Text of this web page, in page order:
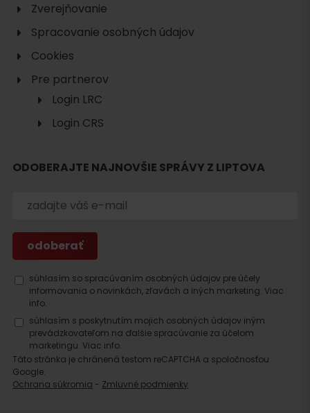
ubytovanie
Zverejňovanie
Spracovanie osobných údajov
Cookies
Pre partnerov
Login LRC
Login CRS
ODOBERAJTE NAJNOVŠIE SPRÁVY Z LIPTOVA
súhlasím so spracúvaním osobných údajov pre účely
informovania o novinkách, zľavách a iných marketing. Viac
info.
súhlasím s poskytnutím mojich osobných údajov iným
prevádzkovateľom na ďalšie spracúvanie za účelom
marketingu. Viac info.
Táto stránka je chránená testom reCAPTCHA a spoločnosťou
Google.
Ochrana súkromia - Zmluvné podmienky